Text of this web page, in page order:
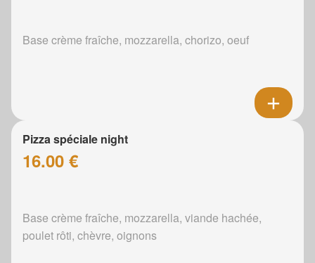
Base crème fraîche, mozzarella, chorizo, oeuf
Pizza spéciale night
16.00 €
Base crème fraîche, mozzarella, viande hachée,
poulet rôti, chèvre, oignons